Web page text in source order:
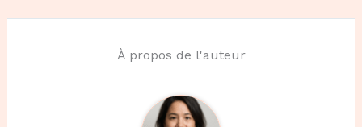
À propos de l'auteur